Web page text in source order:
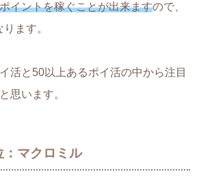
イントを稼ぐことが出来ますので、
ます。
活と50以上あるポイ活の中から注目
思います。
マクロミル